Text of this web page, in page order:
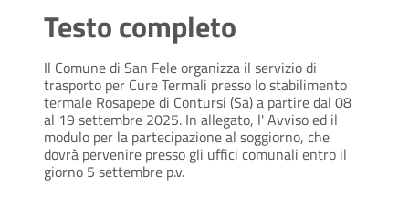
Testo completo
Il Comune di San Fele organizza il servizio di
trasporto per Cure Termali presso lo stabilimento
termale Rosapepe di Contursi (Sa) a partire dal 08
al 19 settembre 2025. In allegato, l' Avviso ed il
modulo per la partecipazione al soggiorno, che
dovrà pervenire presso gli uffici comunali entro il
giorno 5 settembre p.v.